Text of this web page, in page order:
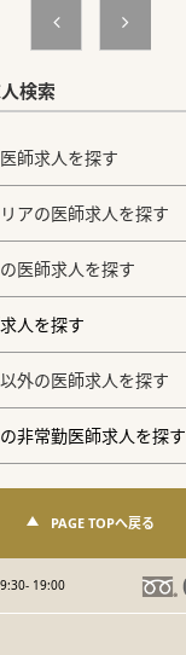
検索
師求人を探す
アの医師求人を探す
医師求人を探す
人を探す
外の医師求人を探す
非常勤医師求人を探す
PAGE TOPへ戻る
19:00